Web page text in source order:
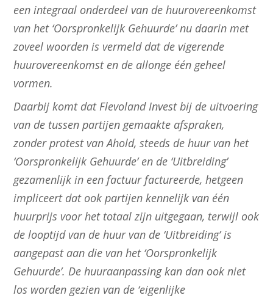
een integraal onderdeel van de huurovereenkomst
van het ‘Oorspronkelijk Gehuurde’ nu daarin met
zoveel woorden is vermeld dat de vigerende
huurovereenkomst en de allonge één geheel
vormen.
Daarbij komt dat Flevoland Invest bij de uitvoering
van de tussen partijen gemaakte afspraken,
zonder protest van Ahold, steeds de huur van het
‘Oorspronkelijk Gehuurde’ en de ‘Uitbreiding’
gezamenlijk in een factuur factureerde, hetgeen
impliceert dat ook partijen kennelijk van één
huurprijs voor het totaal zijn uitgegaan, terwijl ook
de looptijd van de huur van de ‘Uitbreiding’ is
aangepast aan die van het ‘Oorspronkelijk
Gehuurde’. De huuraanpassing kan dan ook niet
los worden gezien van de ‘eigenlijke